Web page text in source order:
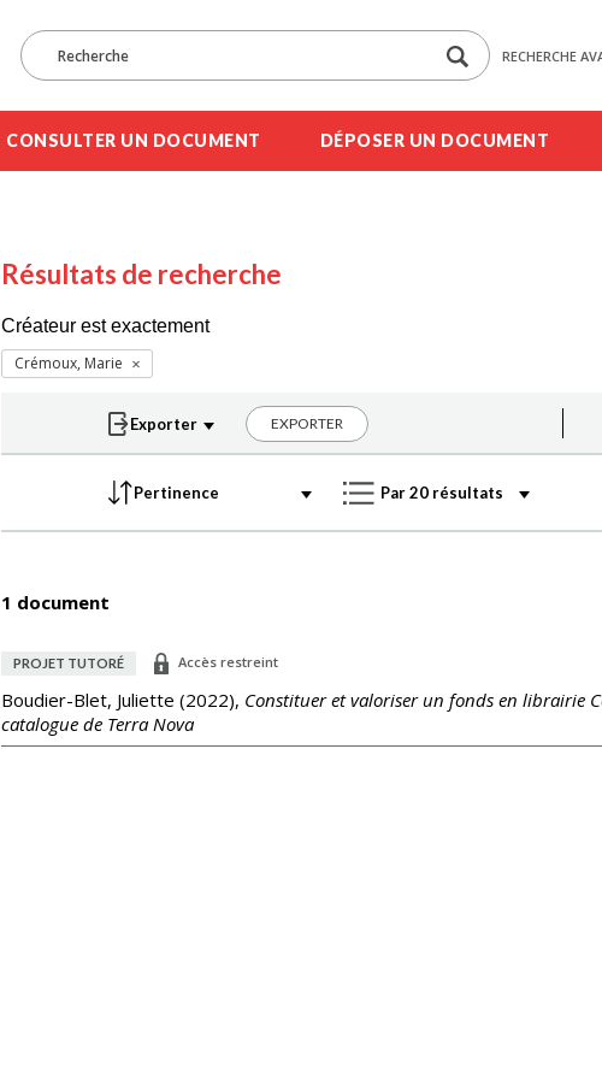
RECHERCHE
CONSULTER UN DOCUMENT DÉPOSER UN DOCUMENT
Résultats de recherche
Créateur est exactement
Crémoux, Marie
EXPORTER
1 document
PROJET TUTORÉ Accès restreint
Boudier-Blet, Juliette (2022), Constituer et valoriser un fonds en librairie
catalogue de Terra Nova